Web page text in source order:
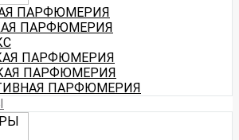
ПАРФЮМЕРИЯ
ПАРФЮМЕРИЯ
ПАРФЮМЕРИЯ
ПАРФЮМЕРИЯ
ПАРФЮМЕРИЯ